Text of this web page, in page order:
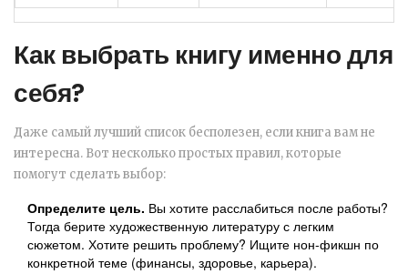
Как выбрать книгу именно для
себя?
Даже самый лучший список бесполезен, если книга вам не
интересна. Вот несколько простых правил, которые
помогут сделать выбор:
Определите цель. Вы хотите расслабиться после работы?
Тогда берите художественную литературу с легким
сюжетом. Хотите решить проблему? Ищите нон-фикшн по
конкретной теме (финансы, здоровье, карьера).